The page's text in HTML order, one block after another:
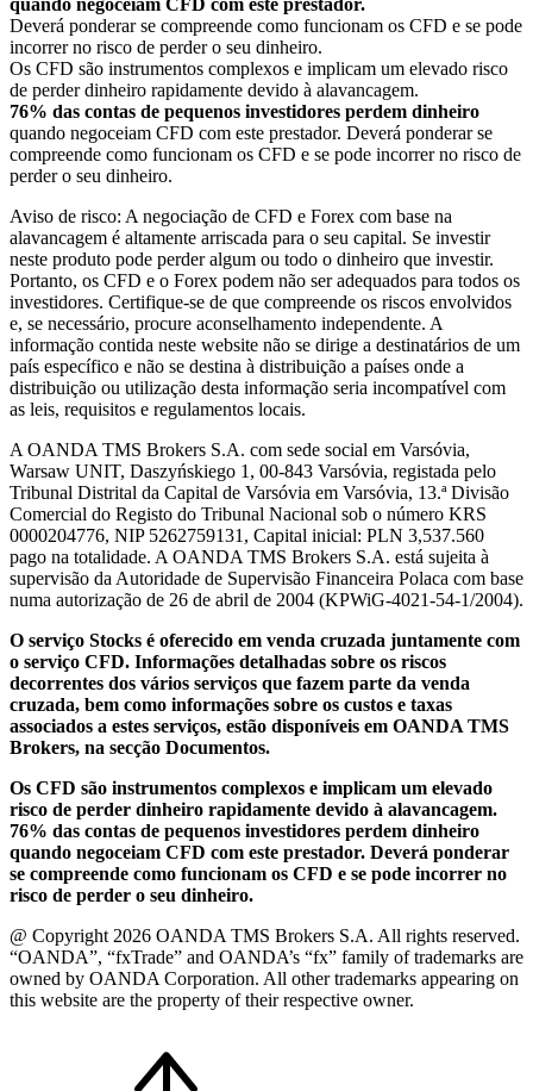
Deverá ponderar se compreende como funcionam os CFD e se pode
incorrer no risco de perder o seu dinheiro.
Os CFD são instrumentos complexos e implicam um elevado risco
de perder dinheiro rapidamente devido à alavancagem.
76% das contas de pequenos investidores perdem dinheiro
quando negoceiam CFD com este prestador. Deverá ponderar se
compreende como funcionam os CFD e se pode incorrer no risco de
perder o seu dinheiro.
Aviso de risco: A negociação de CFD e Forex com base na
alavancagem é altamente arriscada para o seu capital. Se investir
neste produto pode perder algum ou todo o dinheiro que investir.
Portanto, os CFD e o Forex podem não ser adequados para todos os
investidores. Certifique-se de que compreende os riscos envolvidos
e, se necessário, procure aconselhamento independente. A
informação contida neste website não se dirige a destinatários de um
país específico e não se destina à distribuição a países onde a
distribuição ou utilização desta informação seria incompatível com
as leis, requisitos e regulamentos locais.
A OANDA TMS Brokers S.A. com sede social em Varsóvia,
Warsaw UNIT, Daszyńskiego 1, 00-843 Varsóvia, registada pelo
Tribunal Distrital da Capital de Varsóvia em Varsóvia, 13.ª Divisão
Comercial do Registo do Tribunal Nacional sob o número KRS
0000204776, NIP 5262759131, Capital inicial: PLN 3,537.560
pago na totalidade. A OANDA TMS Brokers S.A. está sujeita à
supervisão da Autoridade de Supervisão Financeira Polaca com base
numa autorização de 26 de abril de 2004 (KPWiG-4021-54-1/2004).
O serviço Stocks é oferecido em venda cruzada juntamente com
o serviço CFD. Informações detalhadas sobre os riscos
decorrentes dos vários serviços que fazem parte da venda
cruzada, bem como informações sobre os custos e taxas
associados a estes serviços, estão disponíveis em OANDA TMS
Brokers, na secção Documentos.
Os CFD são instrumentos complexos e implicam um elevado
risco de perder dinheiro rapidamente devido à alavancagem.
76% das contas de pequenos investidores perdem dinheiro
quando negoceiam CFD com este prestador. Deverá ponderar
se compreende como funcionam os CFD e se pode incorrer no
risco de perder o seu dinheiro.
@ Copyright 2026 OANDA TMS Brokers S.A. All rights reserved.
“OANDA”, “fxTrade” and OANDA’s “fx” family of trademarks are
owned by OANDA Corporation. All other trademarks appearing on
this website are the property of their respective owner.